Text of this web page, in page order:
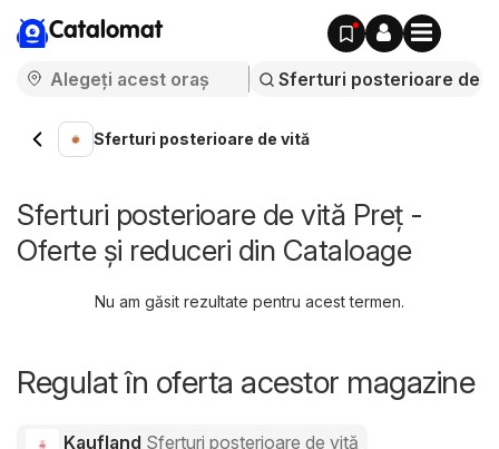
Catalomat
Sferturi posterioare de vită
Sferturi posterioare de vită Preț -
Oferte și reduceri din Cataloage
Nu am găsit rezultate pentru acest termen.
Regulat în oferta acestor magazine
Kaufland Sferturi posterioare de vită